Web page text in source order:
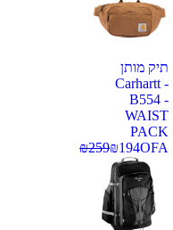
תיק מותן
Carhartt -
B554 -
WAIST
PACK
OFA
₪194
₪259